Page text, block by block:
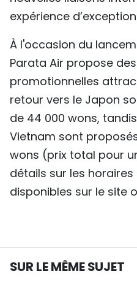
expérience
À l'occasion du
Parata Air propose
promotionnelles
retour vers le Japon
de 44 000 wons,
Vietnam sont
wons (prix total pour
détails sur les
disponibles sur le site
SUR LE MÊME SUJET